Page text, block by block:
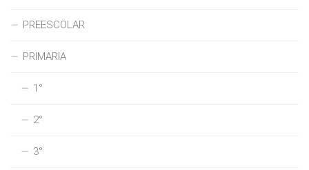
PREESCOLAR
PRIMARIA
1°
2°
3°